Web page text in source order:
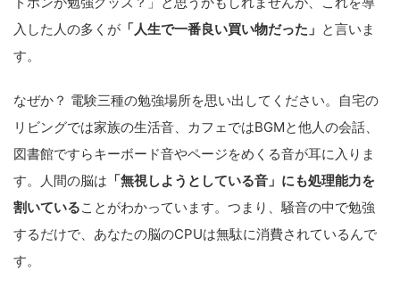
入した人の多くが 「人生で一番良い買い物だった」 と言いま
す。
なぜか？ 電験三種の勉強場所を思い出してください。自宅の
リビングでは家族の生活音、カフェではBGMと他人の会話、
図書館ですらキーボード音やページをめくる音が耳に入りま
す。人間の脳は 「無視しようとしている音」にも処理能力を
割いていることがわかっています。つまり、騒音の中で勉強
するだけで、あなたの脳のCPUは無駄に消費されているんで
す。